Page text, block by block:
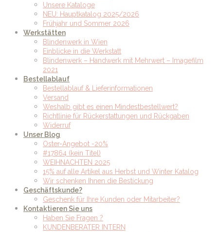
Unsere Kataloge
NEU: Hauptkatalog 2025/2026
Frühjahr und Sommer 2026
Werkstätten
Blindenwerk in Wien
Einblicke in die Werkstatt
Blindenwerk – Handwerk mit Mehrwert – Imagefilm
2021
Bestellablauf
Bestellablauf & Lieferinformationen
Versand
Weshalb gibt es einen Mindestbestellwert?
Richtlinie für Rückerstattungen und Rückgaben
Widerruf
Unser Blog
Oster-Angebot -20%
#17864 (kein Titel)
WEIHNACHTEN 2025
15% auf alle Artikel aus Herbst und Winter Katalog
Wir schenken Ihnen die Bestickung
Geschäftskunde?
Geschenk für Ihre Kunden oder Mitarbeiter?
Kontaktieren Sie uns
Haben Sie Fragen ?
KUNDENBERATER INTERN